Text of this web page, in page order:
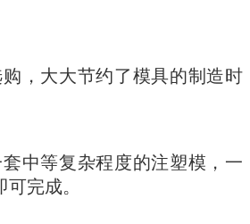
大大节约了模具的制造时
等复杂程度的注塑模，一
可完成。